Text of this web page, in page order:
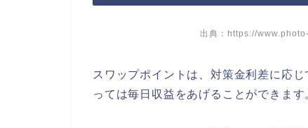
出典：https://
スワップポイントは、対策金利差に応
っては毎日収益をあげることができます